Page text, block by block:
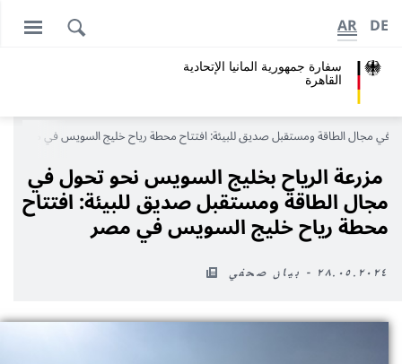
سفارة جمهورية المانيا اﻹتحادية
القاهرة
DE
AR
في مجال الطاقة ومستقبل صديق للبيئة: افتتاح محطة رياح خليج السويس في مصر
مزرعة الرياح بخليج السويس نحو تحول في
مجال الطاقة ومستقبل صديق للبيئة: افتتاح
محطة رياح خليج السويس في مصر
٢٨.٠٥.٢٠٢٤ - بيان صحفي